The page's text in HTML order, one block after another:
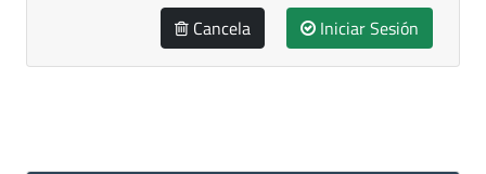
Cancela Iniciar Sesión